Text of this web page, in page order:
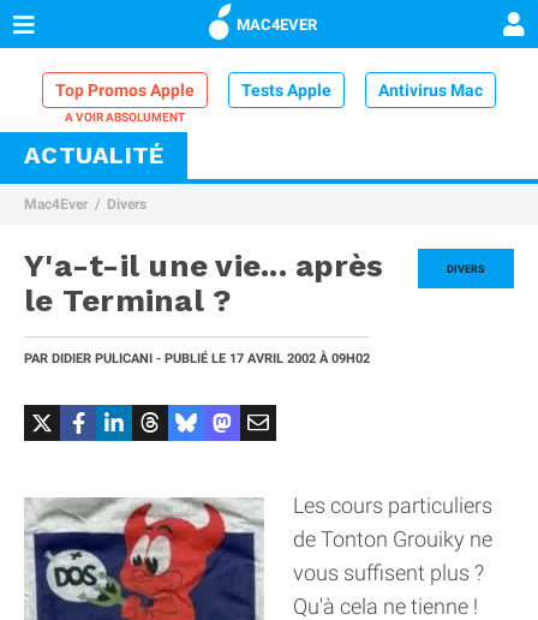
MAC4EVER
Top Promos Apple Tests Apple Antivirus Mac
VPN Mac
Comparatif iPhone
ACTUALITÉ
Mac4Ever Divers
DIVERS
Y'a-t-il une vie... après
le Terminal ?
PAR DIDIER PULICANI - PUBLIÉ LE 17 AVRIL 2002 À 09H02
Les cours particuliers
de Tonton Grouiky ne
vous suffisent plus ?
Qu'à cela ne tienne !